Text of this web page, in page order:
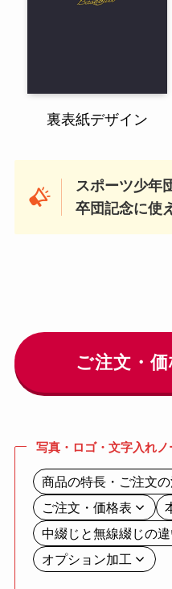
裏表紙デザイン
スポーツ少年
卒団記念に使
ご注文・
写真・ロゴ・文字入れ
商品の特長・ご注文
ご注文・価格表
中綴じと無線綴じの
オプション加工